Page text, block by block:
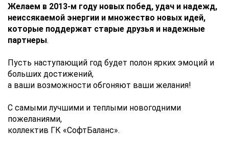
Желаем в 2013-м году новых побед, удач и надежд,
неиссякаемой энергии и множество новых идей,
которые поддержат старые друзья и надежные
партнеры.
Пусть наступающий год будет полон ярких эмоций и
больших достижений,
а ваши возможности обгоняют ваши желания!
С самыми лучшими и теплыми новогодними
пожеланиями,
коллектив ГК «СофтБаланс».